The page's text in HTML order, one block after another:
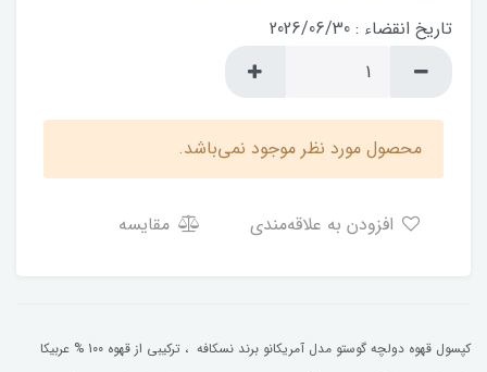
تاریخ انقضاء : 2026/06/30
محصول مورد نظر موجود نمی‌باشد.
مقایسه
کپسول قهوه دولچه گوستو مدل آمریکانو برند نسکافه ، ترکیبی از قهوه 100 % عربیکا